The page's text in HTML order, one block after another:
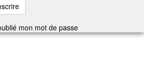
mon mot de passe